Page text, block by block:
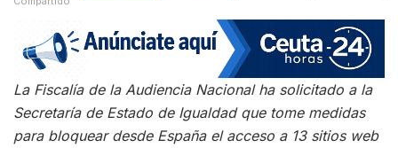
La Fiscalía de la Audiencia Nacional ha solicitado a la
Secretaría de Estado de Igualdad que tome medidas
para bloquear desde España el acceso a 13 sitios web